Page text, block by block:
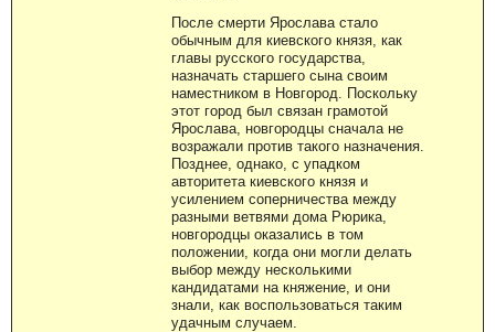
После смерти Ярослава стало
обычным для киевского князя, как
главы русского государства,
назначать старшего сына своим
наместником в Новгород. Поскольку
этот город был связан грамотой
Ярослава, новгородцы сначала не
возражали против такого назначения.
Позднее, однако, с упадком
авторитета киевского князя и
усилением соперничества между
разными ветвями дома Рюрика,
новгородцы оказались в том
положении, когда они могли делать
выбор между несколькими
кандидатами на княжение, и они
знали, как воспользоваться таким
удачным случаем.